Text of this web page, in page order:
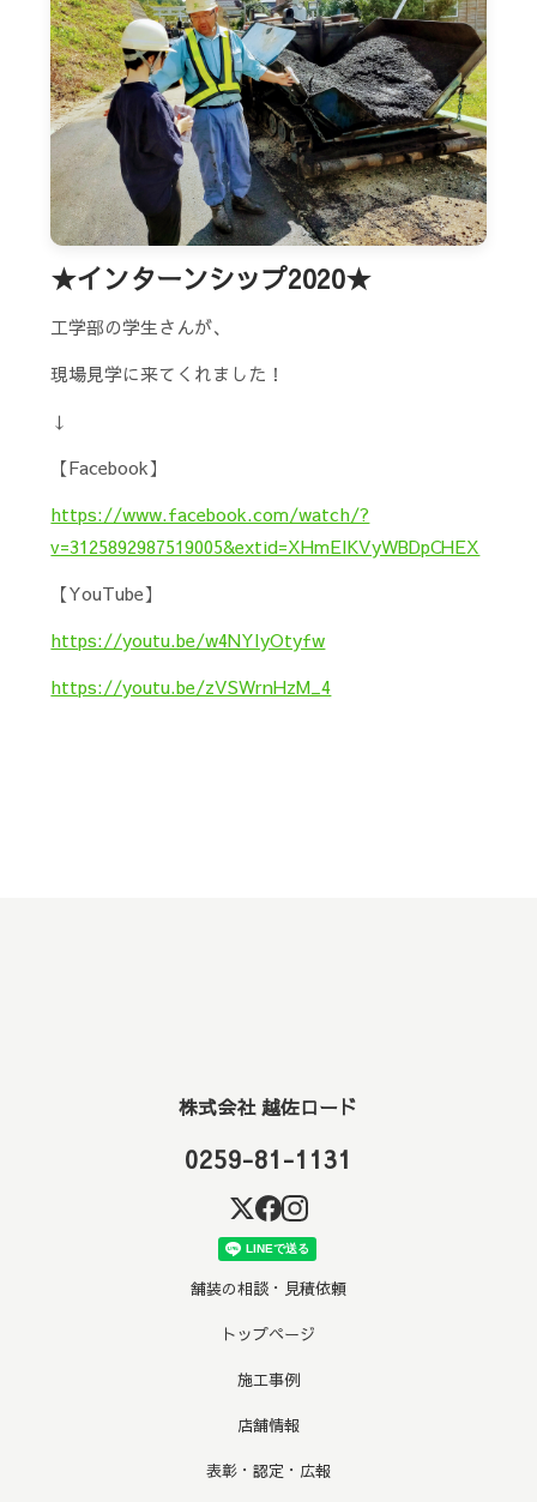
★インターンシップ2020★
工学部の学生さんが、
現場見学に来てくれました！
↓
【Facebook】
https://www.facebook.com/watch/?
v=3125892987519005&extid=XHmElKVyWBDpCHEX
【YouTube】
https://youtu.be/w4NYIyOtyfw
https://youtu.be/zVSWrnHzM_4
株式会社 越佐ロード
0259-81-1131
舗装の相談・見積依頼
トップページ
施工事例
店舗情報
表彰・認定・広報